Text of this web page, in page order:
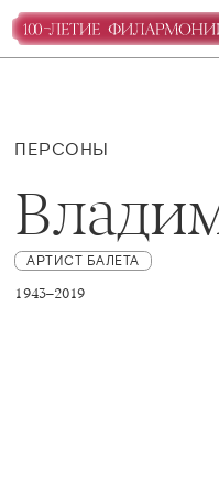
ПЕРСОНЫ
АРТИСТ БАЛЕТА
1943–2019